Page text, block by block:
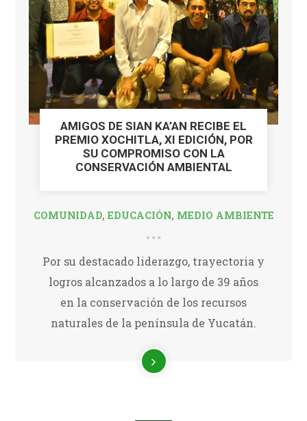
AMIGOS DE SIAN KA’AN RECIBE EL
PREMIO XOCHITLA, XI EDICIÓN, POR
SU COMPROMISO CON LA
CONSERVACIÓN AMBIENTAL
COMUNIDAD, EDUCACIÓN, MEDIO AMBIENTE
Por su destacado liderazgo, trayectoria y
logros alcanzados a lo largo de 39 años
en la conservación de los recursos
naturales de la península de Yucatán.